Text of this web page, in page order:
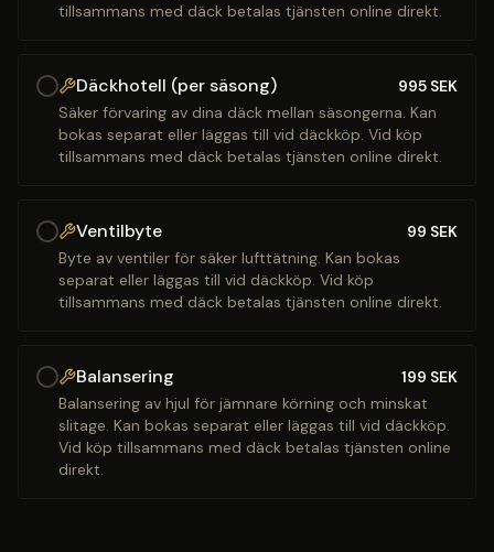
tillsammans med däck betalas tjänsten online direkt.
Däckhotell (per säsong) 995 SEK
Säker förvaring av dina däck mellan säsongerna. Kan
bokas separat eller läggas till vid däckköp. Vid köp
tillsammans med däck betalas tjänsten online direkt.
Ventilbyte 99 SEK
Byte av ventiler för säker lufttätning. Kan bokas
separat eller läggas till vid däckköp. Vid köp
tillsammans med däck betalas tjänsten online direkt.
Balansering 199 SEK
Balansering av hjul för jämnare körning och minskat
slitage. Kan bokas separat eller läggas till vid däckköp.
Vid köp tillsammans med däck betalas tjänsten online
direkt.